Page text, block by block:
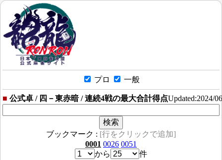
プロ 一般
■ 公式卓 / 四－東赤暗 / 連続4戦の最大合計得点Updated:2024/
ブックマーク : [行をクリックで追加]
0001 0026 0051
から
件